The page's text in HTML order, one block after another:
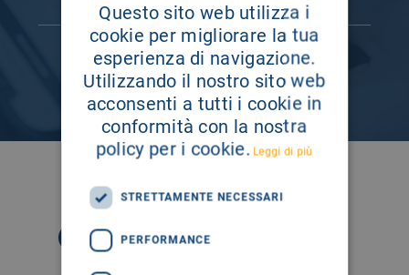
Questo sito web utilizza i
cookie per migliorare la tua
esperienza di navigazione.
Utilizzando il nostro sito web
acconsenti a tutti i cookie in
conformità con la nostra
policy per i cookie. Leggi di più
STRETTAMENTE NECESSARI
PERFORMANCE